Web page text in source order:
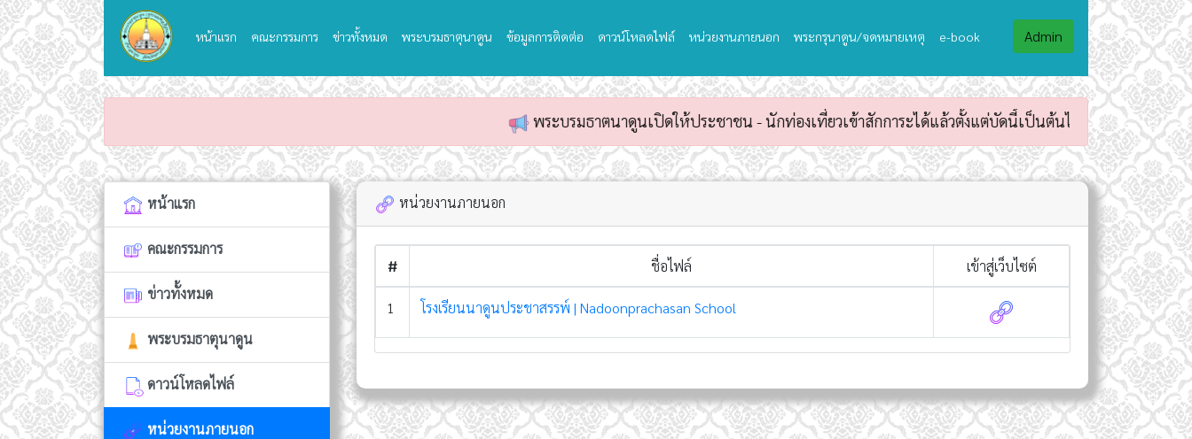
หน้าแรก (current)
คณะกรรมการ ข่าวทั้งหมด พระบรมธาตุนาดูน ข้อมูลการติดต่อ ดาวน์โหลดไฟล์ หน่วยงานภายนอก พระกรุนาดูน/จดหมายเหตุ e-book Admin
พระบรมธาตนาดูนเปิดให้ประชาชน - นักท่องเที่ยวเข้าสักการะได้แล้วตั้งแต่บัดนี้เป็นต้นไป
หน้าแรก
คณะกรรมการ
ข่าวทั้งหมด
พระบรมธาตุนาดูน
ดาวน์โหลดไฟล์
หน่วยงานภายนอก
หน่วยงานภายนอก
# ชื่อไฟล์ เข้าสู่เว็บไซต์
1 โรงเรียนนาดูนประชาสรรพ์ | Nadoonprachasan School